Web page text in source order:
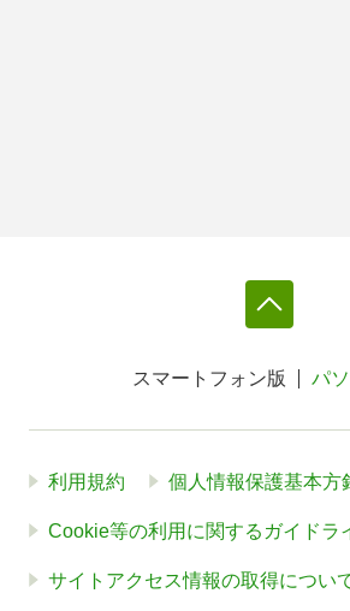
スマートフォン版 パ
利用規約 個人情報保護基本方
Cookie等の利用に関するガイドラ
サイトアクセス情報の取得につい